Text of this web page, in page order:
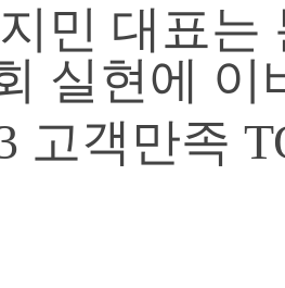
민 대표는
실현에 이
고객만족